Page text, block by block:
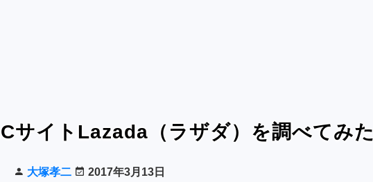
サイトLazada（ラザダ）を調べてみた
大塚孝二 2017年3月13日